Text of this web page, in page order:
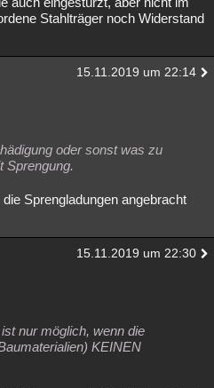
Stahlträger noch Widerstand
15.11.2019 um 22:14
oder sonst was zu
Sprengung.
Sprengladungen angebracht
15.11.2019 um 22:30
nur möglich, wenn die
KEINEN